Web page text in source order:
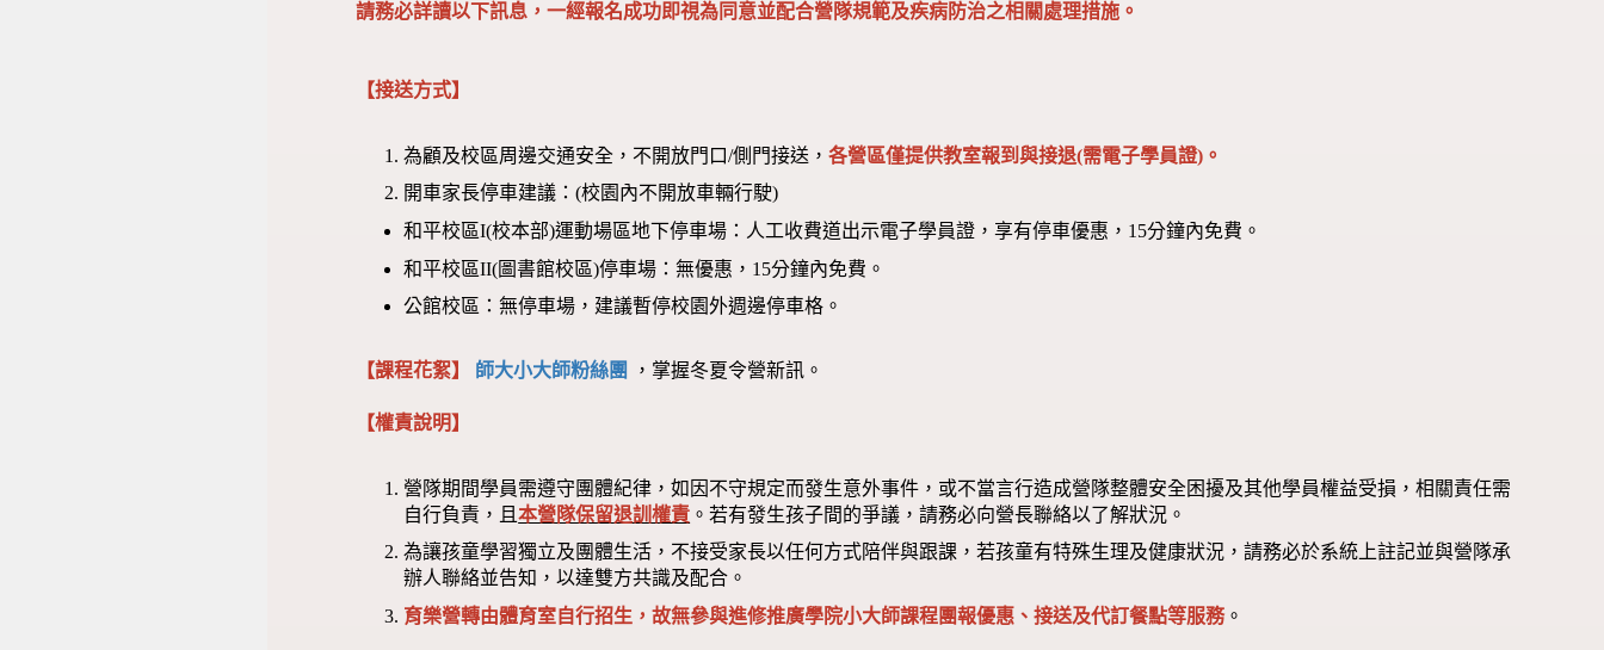
請務必詳讀以下訊息，一經報名成功即視為同意並配合營隊規範及疾病防治之相關處理措施。
【接送方式】
為顧及校區周邊交通安全，不開放門口/側門接送，各營區僅提供教室報到與接退(需電子學員證)。
開車家長停車建議：(校園內不開放車輛行駛)
和平校區I(校本部)運動場區地下停車場：人工收費道出示電子學員證，享有停車優惠，15分鐘內免費。
和平校區II(圖書館校區)停車場：無優惠，15分鐘內免費。
公館校區：無停車場，建議暫停校園外週邊停車格。
【課程花絮】 師大小大師粉絲團 ，掌握冬夏令營新訊。
【權責說明】
營隊期間學員需遵守團體紀律，如因不守規定而發生意外事件，或不當言行造成營隊整體安全困擾及其他學員權益受損，相關責任需
自行負責，且本營隊保留退訓權責 。若有發生孩子間的爭議，請務必向營長聯絡以了解狀況。
為讓孩童學習獨立及團體生活，不接受家長以任何方式陪伴與跟課，若孩童有特殊生理及健康狀況，請務必於系統上註記並與營隊承
辦人聯絡並告知，以達雙方共識及配合。
育樂營轉由體育室自行招生，故無參與進修推廣學院小大師課程團報優惠、接送及代訂餐點等服務。